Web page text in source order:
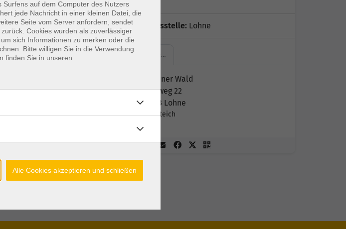
Geschäftsstelle: Lohne
Hopener…
Hopener Wald
Burgweg 22
49393 Lohne
Ententeich
auf dem Computer des Nutzers
jede Nachricht in einer kleinen Datei, die
Seite vom Server anfordern, sendet
Cookies wurden als zuverlässiger
sich Informationen zu merken oder die
Bitte willigen Sie in die Verwendung
finden Sie in unseren
Alle Cookies akzeptieren und schließen